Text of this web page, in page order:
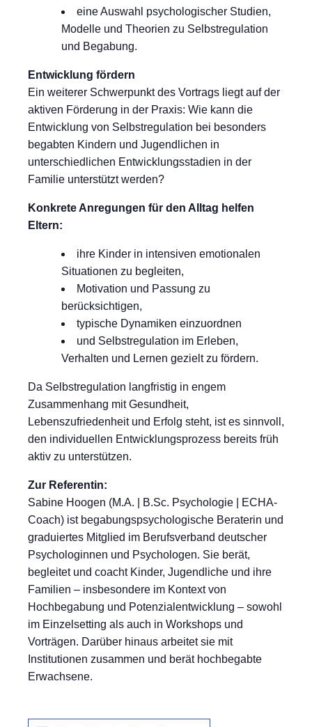
eine Auswahl psychologischer Studien,
Modelle und Theorien zu Selbstregulation
und Begabung.
Entwicklung fördern
Ein weiterer Schwerpunkt des Vortrags liegt auf der
aktiven Förderung in der Praxis: Wie kann die
Entwicklung von Selbstregulation bei besonders
begabten Kindern und Jugendlichen in
unterschiedlichen Entwicklungsstadien in der
Familie unterstützt werden?
Konkrete Anregungen für den Alltag helfen
Eltern:
ihre Kinder in intensiven emotionalen
Situationen zu begleiten,
Motivation und Passung zu
berücksichtigen,
typische Dynamiken einzuordnen
und Selbstregulation im Erleben,
Verhalten und Lernen gezielt zu fördern.
Da Selbstregulation langfristig in engem
Zusammenhang mit Gesundheit,
Lebenszufriedenheit und Erfolg steht, ist es sinnvoll,
den individuellen Entwicklungsprozess bereits früh
aktiv zu unterstützen.
Zur Referentin:
Sabine Hoogen (M.A. | B.Sc. Psychologie | ECHA-
Coach) ist begabungspsychologische Beraterin und
graduiertes Mitglied im Berufsverband deutscher
Psychologinnen und Psychologen. Sie berät,
begleitet und coacht Kinder, Jugendliche und ihre
Familien – insbesondere im Kontext von
Hochbegabung und Potenzialentwicklung – sowohl
im Einzelsetting als auch in Workshops und
Vorträgen. Darüber hinaus arbeitet sie mit
Institutionen zusammen und berät hochbegabte
Erwachsene.